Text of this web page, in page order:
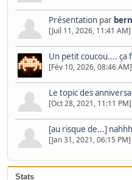
Présentation par
[Juil 11, 2026, 11:41 AM]
Un petit coucou.... ça
[Fév 10, 2026, 08:46 AM]
Le topic des
[Oct 28, 2021, 11:11 PM]
[au risque de...]
[Jan 31, 2021, 06:15 PM]
Stats